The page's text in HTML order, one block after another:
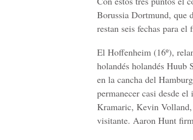
Borussia Dortmund, que
restan seis fechas para el
El Hoffenheim (16º),
holandés holandés Huub
en la cancha del
permanecer casi desde
Kramaric, Kevin Volland,
visitante. Aaron Hunt